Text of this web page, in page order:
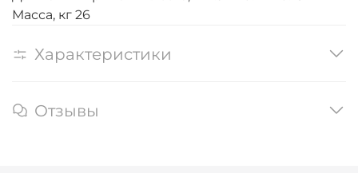
Масса, кг 26
Характеристики
Отзывы